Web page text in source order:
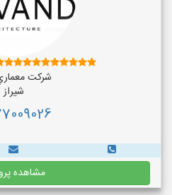
شركت
شیراز
مشاهده